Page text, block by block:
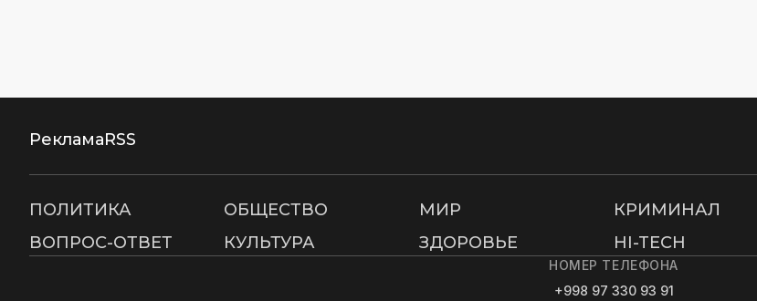
РекламаRSS
ПОЛИТИКА ОБЩЕСТВО МИР КРИМИНАЛ
ВОПРОС-ОТВЕТ
КУЛЬТУРА ЗДОРОВЬЕ HI-TECH
НОМЕР ТЕЛЕФОНА
+998 97 330 93 91